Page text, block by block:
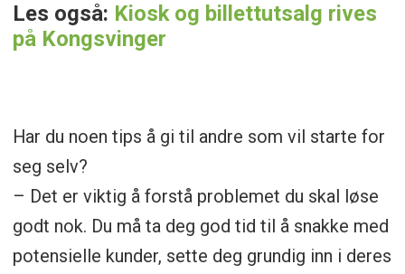
Les også: Kiosk og billettutsalg rives
på Kongsvinger
Har du noen tips å gi til andre som vil starte for
seg selv?
– Det er viktig å forstå problemet du skal løse
godt nok. Du må ta deg god tid til å snakke med
potensielle kunder, sette deg grundig inn i deres